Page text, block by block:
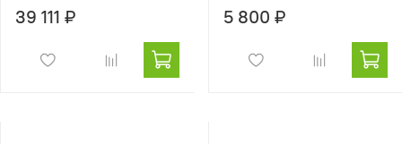
39 111 ₽ 5 800 ₽